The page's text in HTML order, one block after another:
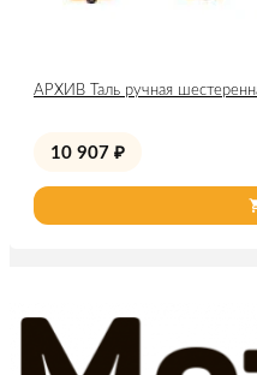
АРХИВ Таль ручная
10 907 ₽